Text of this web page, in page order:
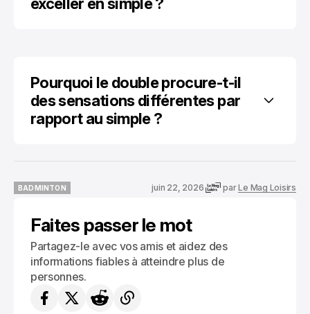
Pourquoi le double procure-t-il
des sensations différentes par
rapport au simple ?
BADMINTON
juin 22, 2026 parLe Mag Loisirs
Faites passer le mot
Partagez-le avec vos amis et aidez des
informations fiables à atteindre plus de
personnes.